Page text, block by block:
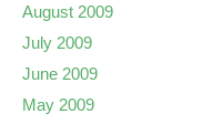
August 2009
July 2009
June 2009
May 2009